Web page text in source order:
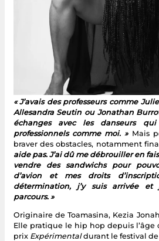
« J’avais des professeurs comme
Allesandra Seutin ou Jonathan
échanges avec les danseurs
professionnels comme moi. »Mais
braver des obstacles, notamment
aide pas. J’ai dû me débrouiller en
vendre des sandwichs pour
d’avion et mes droits
détermination, j’y suis arrivée
parcours. »
Originaire de Toamasina, Kezia
Elle pratique le hip hop depuis l’âge
prix Expérimentaldurant le festival